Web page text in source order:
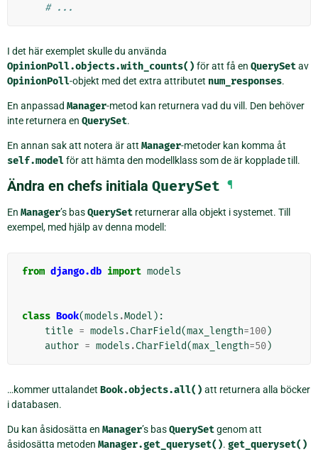
# ...
I det här exemplet skulle du använda
OpinionPoll.objects.with_counts() för att få en QuerySetav
OpinionPoll-objekt med det extra attributet num_responses.
En anpassad Manager-metod kan returnera vad du vill. Den behöver
inte returnera en QuerySet.
En annan sak att notera är att Manager-metoder kan komma åt
self.modelför att hämta den modellklass som de är kopplade till.
Ändra en chefs initiala QuerySet ¶
En Manager’s basQuerySet returnerar alla objekt i systemet. Till
exempel, med hjälp av denna modell:
from django.db import models
class Book(models .Model ):
title = models .CharField(max_length=100)
author = models .CharField(max_length=50)
…kommer uttalandet Book.objects.all() att returnera alla böcker
i databasen.
Du kan åsidosätta en Manager’s basQuerySetgenom att
åsidosätta metoden Manager.get_queryset(). get_queryset()